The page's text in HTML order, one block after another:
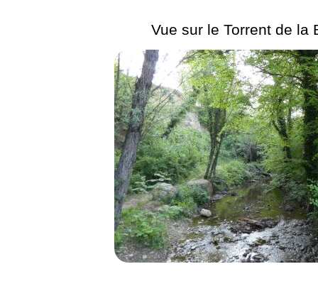
Vue sur le Torrent de la